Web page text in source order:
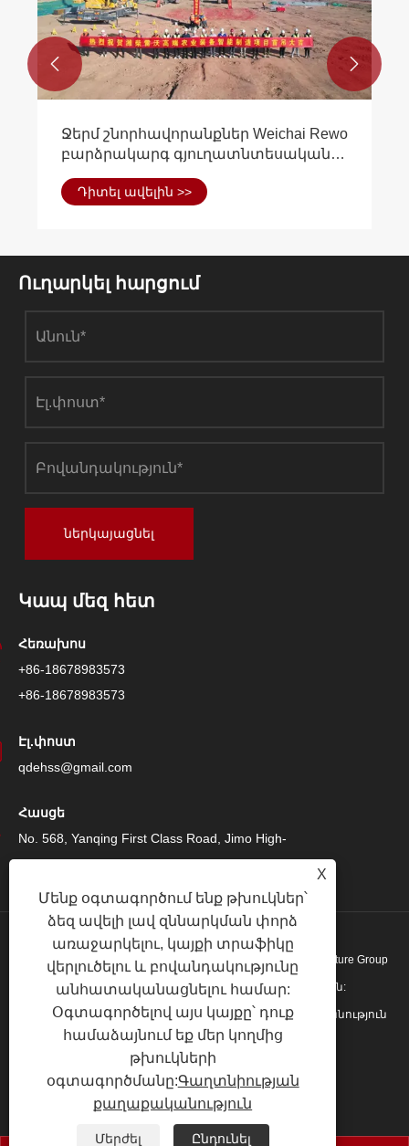
Ինչու՞ ընտրել պողպատե շրջանակի
շենք, երբ ձեզ արագություն, ուժ և
անհրաժեշտ:
Դիտել ավելին >>
 
Ուղարկել հարցում
ներկայացնել
Կապ մեզ հետ
Հեռախոս
+86-18678983573
+86-18678983573
Էլ.փոստ
qdehss@gmail.com
Հասցե
No. 568, Yanqing First Class Road, Jimo High-
Tech Zone, Qingdao City, Shandong Province,
Չինաստան
Հեղինակային իրավունք © 2024 Qingdao Eihe Steel Structure Group
Co., Ltd. Բոլոր իրավունքները պաշտպանված են:
| Sitemap | RSS | XML | Գաղտնիության քաղաքականություն
|
X
Մենք օգտագործում ենք թխուկներ՝
ձեզ ավելի լավ զննարկման փորձ
առաջարկելու, կայքի տրաֆիկը
վերլուծելու և բովանդակությունը
անհատականացնելու համար:
Օգտագործելով այս կայքը՝ դուք
համաձայնում եք մեր կողմից
թխուկների
օգտագործմանը:Գաղտնիության
քաղաքականություն
Մերժել Ընդունել